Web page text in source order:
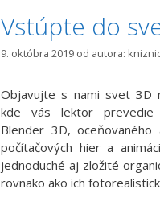
Vstúpte do
9. októbra 2019 od autora:
Objavujte s nami svet 3D
kde vás lektor prevedie
Blender 3D,
počítačových hier a
jednoduché aj zložité
rovnako ako ich